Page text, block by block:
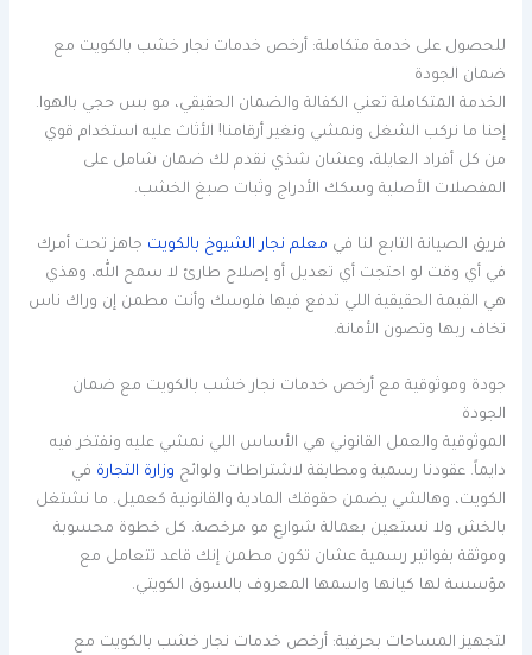
للحصول على خدمة متكاملة: أرخص خدمات نجار خشب بالكويت مع
ضمان الجودة
الخدمة المتكاملة تعني الكفالة والضمان الحقيقي، مو بس حجي بالهوا.
إحنا ما نركب الشغل ونمشي ونغير أرقامنا! الأثاث عليه استخدام قوي
من كل أفراد العايلة، وعشان شذي نقدم لك ضمان شامل على
المفصلات الأصلية وسكك الأدراج وثبات صبغ الخشب.
فريق الصيانة التابع لنا في معلم نجار الشيوخ بالكويت جاهز تحت أمرك
في أي وقت لو احتجت أي تعديل أو إصلاح طارئ لا سمح الله، وهذي
هي القيمة الحقيقية اللي تدفع فيها فلوسك وأنت مطمن إن وراك ناس
تخاف ربها وتصون الأمانة.
جودة وموثوقية مع أرخص خدمات نجار خشب بالكويت مع ضمان
الجودة
الموثوقية والعمل القانوني هي الأساس اللي نمشي عليه ونفتخر فيه
دايماً. عقودنا رسمية ومطابقة لاشتراطات ولوائح وزارة التجارة في
الكويت، وهالشي يضمن حقوقك المادية والقانونية كعميل. ما نشتغل
بالخش ولا نستعين بعمالة شوارع مو مرخصة. كل خطوة محسوبة
وموثقة بفواتير رسمية عشان تكون مطمن إنك قاعد تتعامل مع
مؤسسة لها كيانها واسمها المعروف بالسوق الكويتي.
لتجهيز المساحات بحرفية: أرخص خدمات نجار خشب بالكويت مع